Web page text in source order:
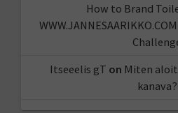
How to Brand
WWW.JANNESAARIKKO.COM
Itseeelis gT on Miten
kanava?